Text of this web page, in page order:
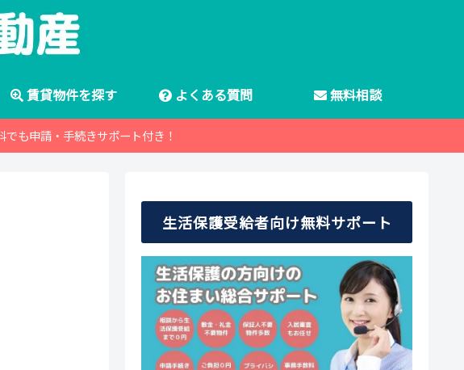
賃貸物件を探す よくある質問 無料相談
も申請・手続きサポート付き！
生活保護受給者向け無料サポート